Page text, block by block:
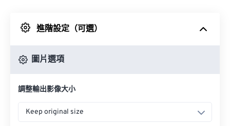
來自 Google 雲端硬碟
進階設定（可選）
圖片選項
調整輸出影像大小
Keep original size